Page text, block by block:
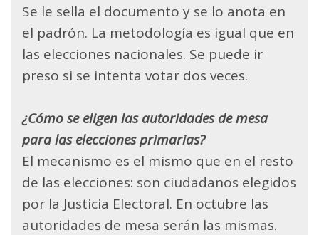
Se le sella el documento y se lo anota en
el padrón. La metodología es igual que en
las elecciones nacionales. Se puede ir
preso si se intenta votar dos veces.
¿Cómo se eligen las autoridades de mesa
para las elecciones primarias?
El mecanismo es el mismo que en el resto
de las elecciones: son ciudadanos elegidos
por la Justicia Electoral. En octubre las
autoridades de mesa serán las mismas.